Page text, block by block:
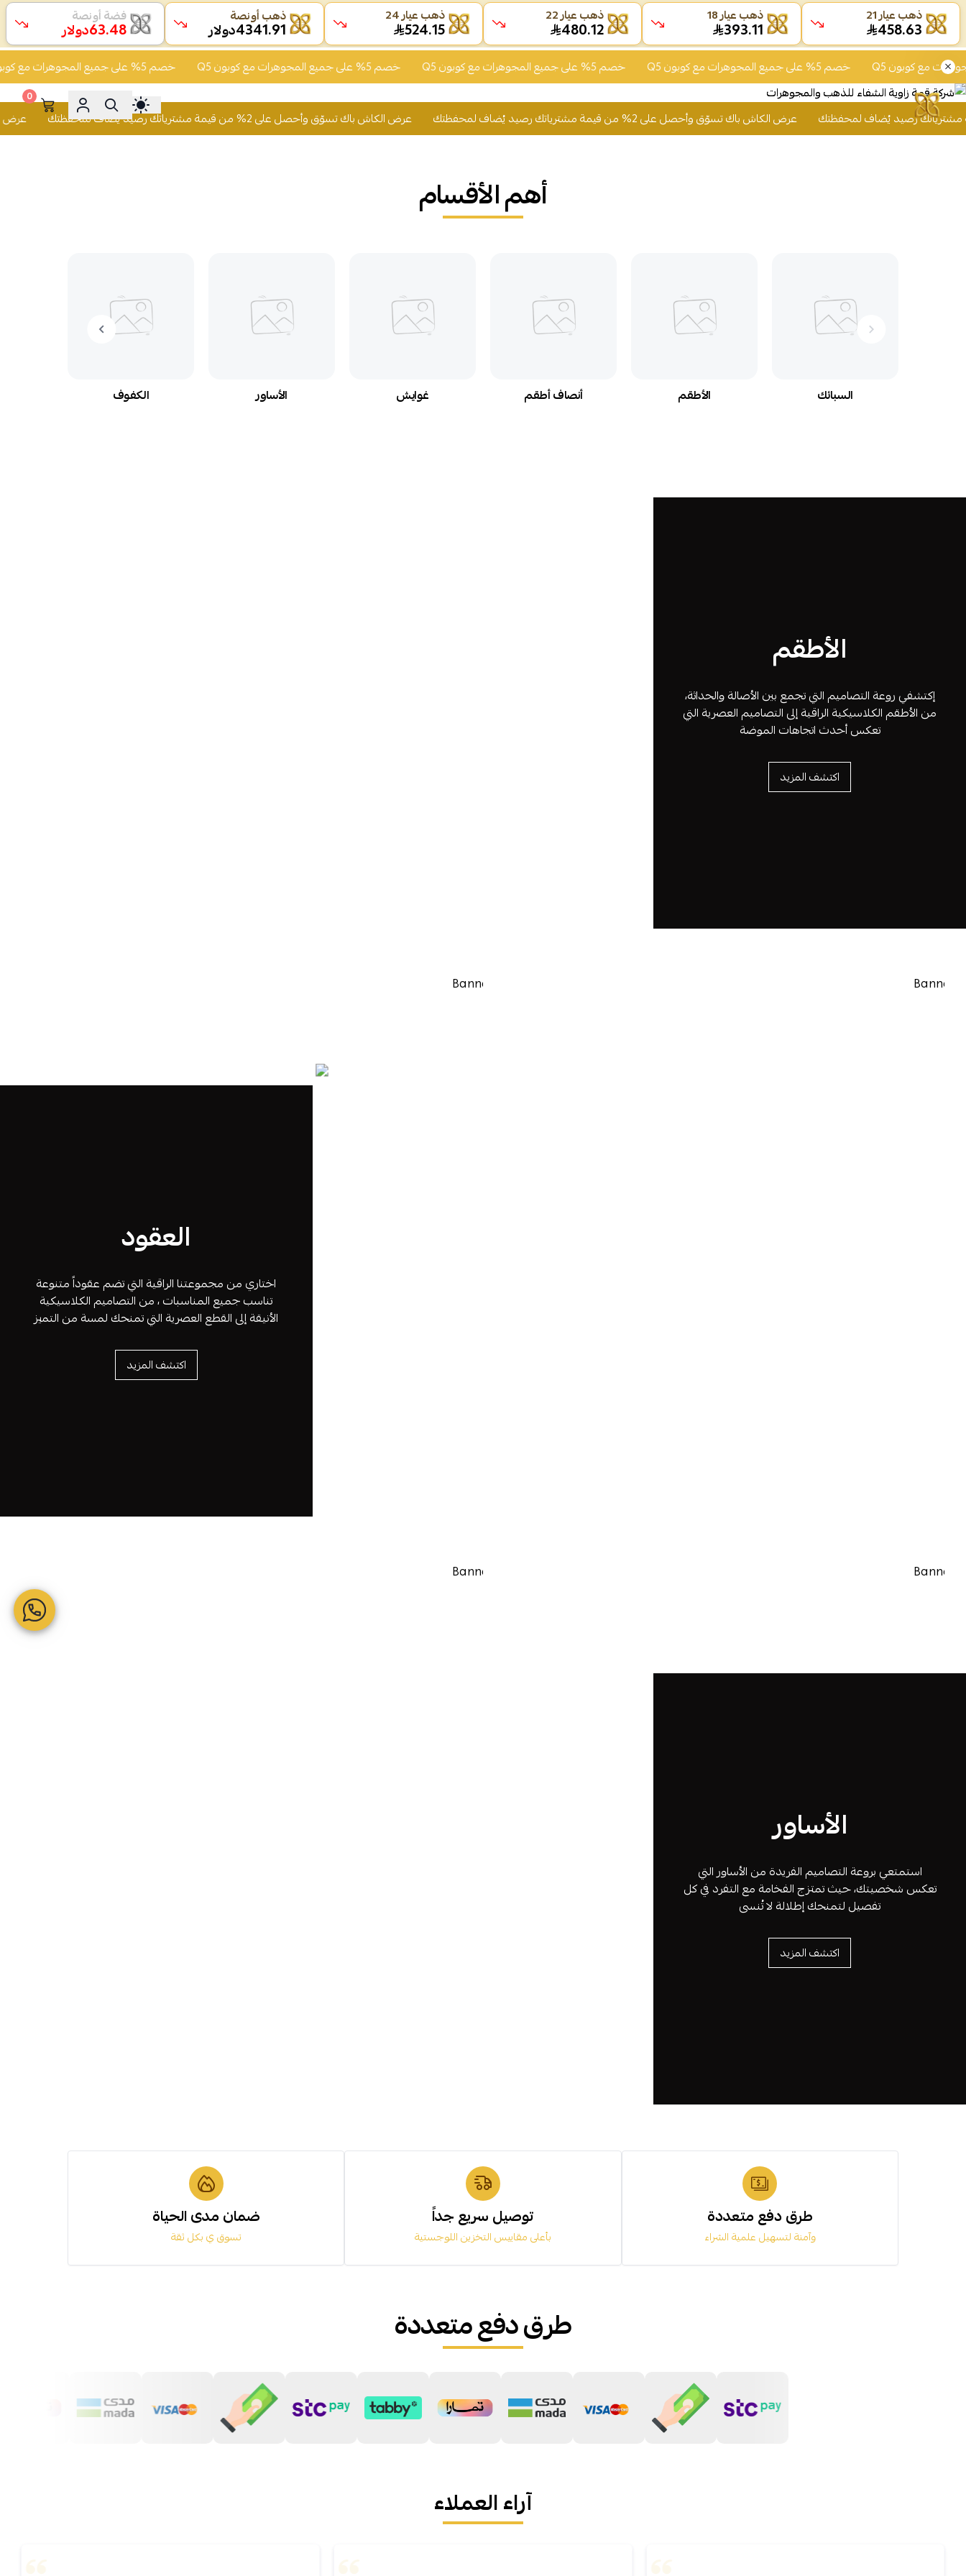
خصم 5% على جميع المجوهرات مع كوبون Q5 خصم 5% على جميع المجوهرات مع كوبون Q5 خصم 5% على جميع المجوهرات مع كوبون Q5 خصم 5% على جميع المجوهرات مع كوبون Q5
0
عرض الكاش باك تسوّق وأحصل على 2% من قيمة مشترياتك رصيد يُضاف لمحفظتك عرض الكاش باك تسوّق وأحصل على 2% من قيمة مشترياتك رصيد يُضاف لمحفظتك عرض الكاش باك تسوّق وأحصل
أهم الأقسام
السبائك الأطقم أنصاف أطقم غوايش الأساور الكفوف
الأطقم
إكتشفي روعة التصاميم التي تجمع بين الأصالة والحداثة،
من الأطقم الكلاسيكية الراقية إلى التصاميم العصرية التي
تعكس أحدث اتجاهات الموضة
اكتشف المزيد
العقود
اختاري من مجموعتنا الراقية التي تضم عقوداً متنوعة
تناسب جميع المناسبات ، من التصاميم الكلاسيكية
الأنيقة إلى القطع العصرية التي تمنحك لمسة من التميز
اكتشف المزيد
الأساور
استمتعي بروعة التصاميم الفريدة من الأساور التي
تعكس شخصيتك، حيث تمتزج الفخامة مع التفرد في كل
تفصيل لتمنحك إطلالة لا تُنسى
اكتشف المزيد
طرق دفع متعددة
وآمنة لتسهيل علمية الشراء
توصيل سريع جداً
بأعلى مقاييس التخزين اللوجستية
ضمان مدى الحياة
تسوق ي بكل ثقة
طرق دفع متعددة
آراء العملاء
ذهب عيار 21
458.63
ذهب عيار 18
393.11
ذهب عيار 22
480.12
ذهب عيار 24
524.15
ذهب أونصة
4341.91دولار
فضة أونصة
63.48دولار